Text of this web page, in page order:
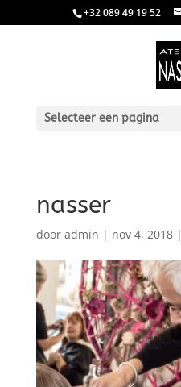
+32 089 49 19 52
Selecteer een pagina
nasser
door admin | nov 4, 2018|